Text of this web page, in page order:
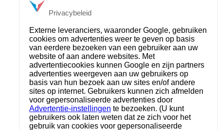
Privacybeleid
Externe leveranciers, waaronder Google, gebruiken
cookies om advertenties weer te geven op basis
van eerdere bezoeken van een gebruiker aan uw
website of aan andere websites. Met
advertentiecookies kunnen Google en zijn partners
advertenties weergeven aan uw gebruikers op
basis van hun bezoek aan uw sites en/of andere
sites op internet. Gebruikers kunnen zich afmelden
voor gepersonaliseerde advertenties door
Advertentie-instellingen te bezoeken. (U kunt
gebruikers ook laten weten dat ze zich voor het
gebruik van cookies voor gepersonaliseerde